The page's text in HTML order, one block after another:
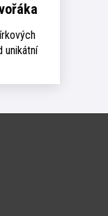
unikátní